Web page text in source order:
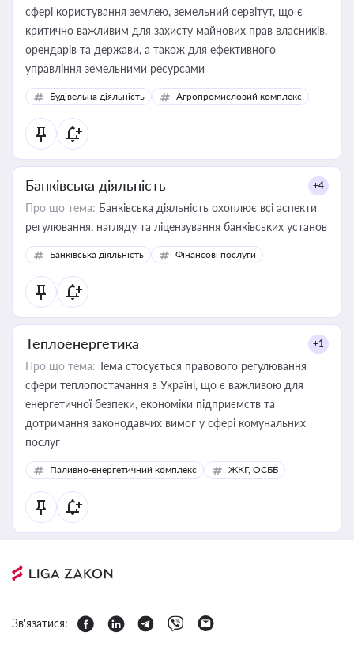
сфері користування землею, земельний сервітут, що є
критично важливим для захисту майнових прав власників,
орендарів та держави, а також для ефективного
управління земельними ресурсами
Будівельна діяльність Агропромисловий комплекс
Банківська діяльність +4
Про що тема: Банківська діяльність охоплює всі аспекти
регулювання, нагляду та ліцензування банківських установ
Банківська діяльність Фінансові послуги
Теплоенергетика +1
Про що тема: Тема стосується правового регулювання
сфери теплопостачання в Україні, що є важливою для
енергетичної безпеки, економіки підприємств та
дотримання законодавчих вимог у сфері комунальних
послуг
Паливно-енергетичний комплекс ЖКГ, ОСББ
Зв'язатися: